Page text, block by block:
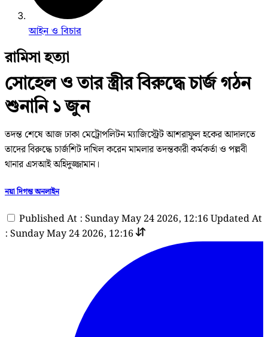
আইন ও বিচার
রামিসা হত্যা
সোহেল ও তার স্ত্রীর বিরুদ্ধে চার্জ গঠন
শুনানি ১ জুন
তদন্ত শেষে আজ ঢাকা মেট্রোপলিটন ম্যাজিস্ট্রেট আশরাফুল হকের আদালতে
তাদের বিরুদ্ধে চার্জশিট দাখিল করেন মামলার তদন্তকারী কর্মকর্তা ও পল্লবী
থানার এসআই অহিদুজ্জামান।
নয়া দিগন্ত অনলাইন
Published At : Sunday May 24 2026, 12:16 Updated At
: Sunday May 24 2026, 12:16